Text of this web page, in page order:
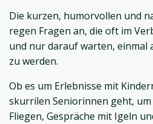
Die kurzen, humorvollen und
regen Fragen an, die oft im
und nur darauf warten, einmal
zu werden.
Ob es um Erlebnisse mit
skurrilen Seniorinnen geht,
Fliegen, Gespräche mit Igeln